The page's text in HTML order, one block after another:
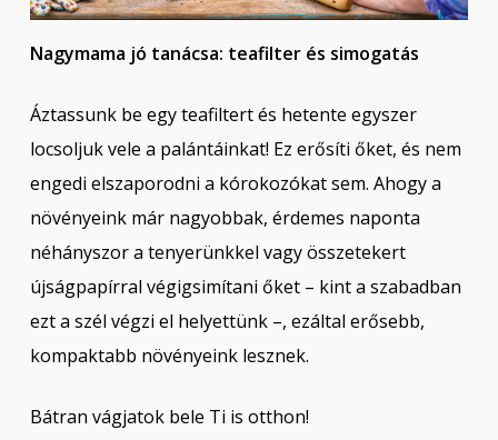
Nagymama jó tanácsa: teafilter és simogatás
Áztassunk be egy teafiltert és hetente egyszer
locsoljuk vele a palántáinkat! Ez erősíti őket, és nem
engedi elszaporodni a kórokozókat sem. Ahogy a
növényeink már nagyobbak, érdemes naponta
néhányszor a tenyerünkkel vagy összetekert
újságpapírral végigsimítani őket – kint a szabadban
ezt a szél végzi el helyettünk –, ezáltal erősebb,
kompaktabb növényeink lesznek.
Bátran vágjatok bele Ti is otthon!